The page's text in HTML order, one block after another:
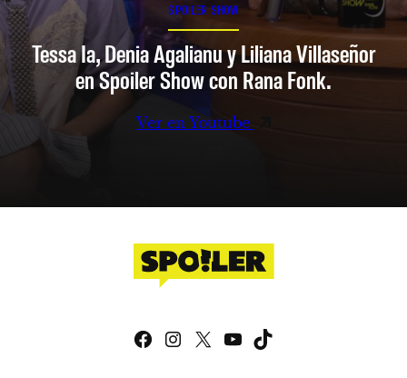
SPOILER SHOW
Tessa Ia, Denia Agalianu y Liliana Villaseñor
en Spoiler Show con Rana Fonk.
Ver en Youtube
Facebook
Instagram
X YouTube